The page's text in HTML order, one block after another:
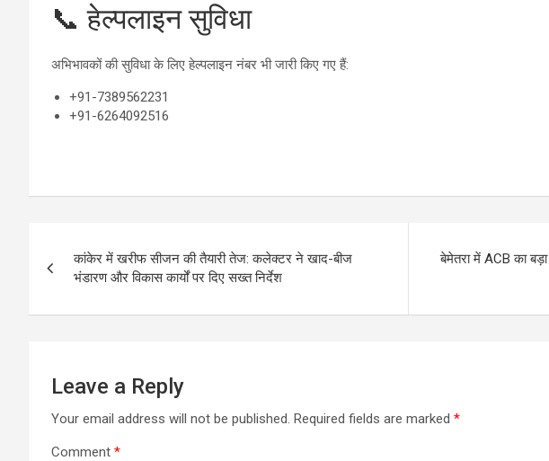
📞 हेल्पलाइन सुविधा
अभिभावकों की सुविधा के लिए हेल्पलाइन नंबर भी जारी किए गए हैं:
+91-7389562231
+91-6264092516
navigation
कांकेर में खरीफ सीजन की तैयारी तेज: कलेक्टर ने खाद-बीज
भंडारण और विकास कार्यों पर दिए सख्त निर्देश
बेमेतरा में ACB का
Leave a Reply
Your email address will not be published. Required fields are marked *
Comment *